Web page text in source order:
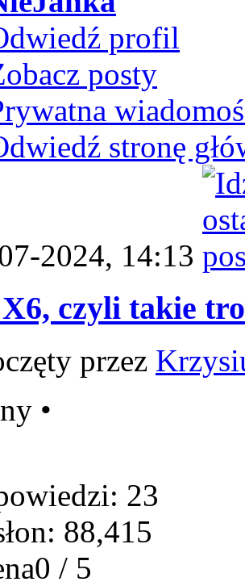
profil
posty
stronę
2024, 14:13
czyli takie
przez
•
23
88,415
/ 5